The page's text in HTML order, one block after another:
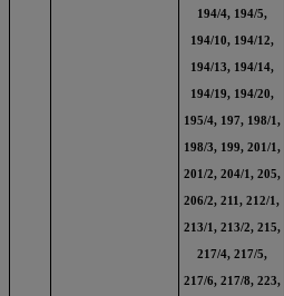
194/4, 194/5,
194/10, 194/12,
194/13, 194/14,
194/19, 194/20,
195/4, 197, 198/1,
198/3, 199, 201/1,
201/2, 204/1, 205,
206/2, 211, 212/1,
213/1, 213/2, 215,
217/4, 217/5,
217/6, 217/8, 223,